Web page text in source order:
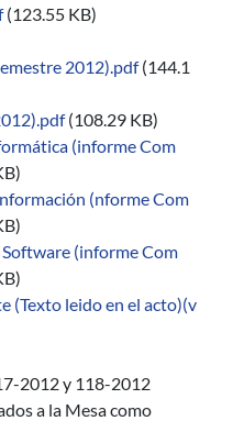
(123.55 KB)
2012).pdf (144.1
(108.29 KB)
(informe Com
(nforme Com
(informe Com
(Texto leido en el acto)(v
2012 y 118-2012
a la Mesa como